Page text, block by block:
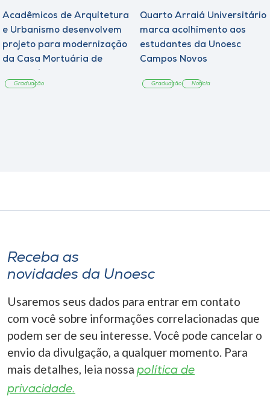
Acadêmicos de Arquitetura
e Urbanismo desenvolvem
projeto para modernização
da Casa Mortuária de
Graduação
Quarto Arraiá Universitário
marca acolhimento aos
estudantes da Unoesc
Campos Novos
Graduação Notícia
Receba as
novidades da Unoesc
Usaremos seus dados para entrar em contato
com você sobre informações correlacionadas que
podem ser de seu interesse. Você pode cancelar o
envio da divulgação, a qualquer momento. Para
mais detalhes, leia nossa política de
privacidade.